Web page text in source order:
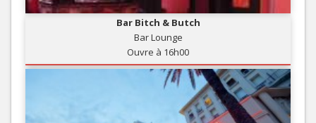
Bar Bitch & Butch
Bar Lounge
Ouvre à 16h00